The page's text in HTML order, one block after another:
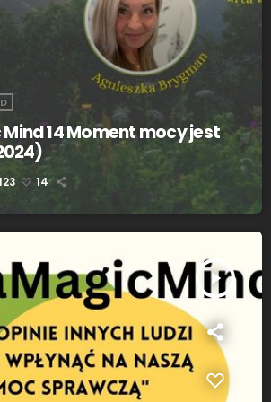
14 Moment mocy jest
14
play_arrow